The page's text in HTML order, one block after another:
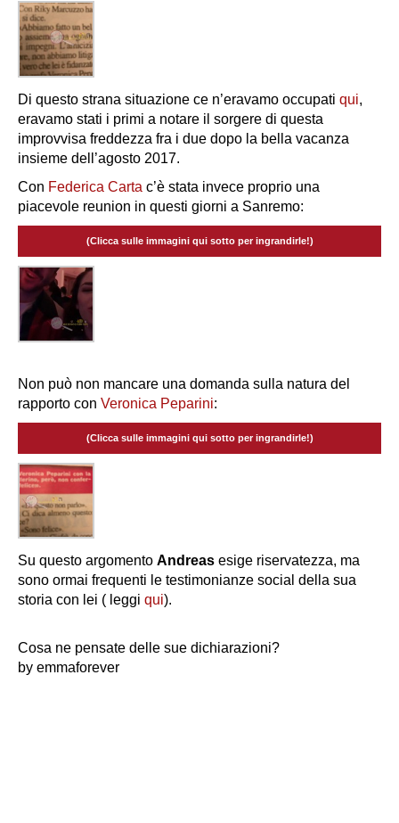
Di questo strana situazione ce n’eravamo occupati qui,
eravamo stati i primi a notare il sorgere di questa
improvvisa freddezza fra i due dopo la bella vacanza
insieme dell’agosto 2017.
Con Federica Carta c’è stata invece proprio una
piacevole reunion in questi giorni a Sanremo:
(Clicca sulle immagini qui sotto per ingrandirle!)
Non può non mancare una domanda sulla natura del
rapporto con Veronica Peparini:
(Clicca sulle immagini qui sotto per ingrandirle!)
Su questo argomento Andreas esige riservatezza, ma
sono ormai frequenti le testimonianze social della sua
storia con lei ( leggi qui).
Cosa ne pensate delle sue dichiarazioni?
by emmaforever